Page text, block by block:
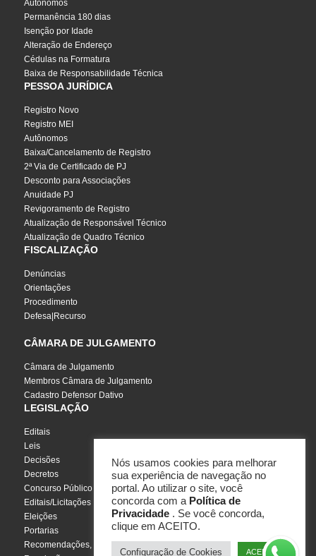
Autônomos
Permanência 180 dias
Isenção por Idade
Alteração de Endereço
Cédulas na Formatura
Baixa de Responsabilidade Técnica
PESSOA JURÍDICA
Registro Novo
Registro MEI
Autônomos
Baixa/Cancelamento de Registro
2ª Via de Certificado de PJ
Desconto para Associações
Anuidade PJ
Revigoramento de Registro
Atualização de Responsável Técnico
Atualização de Quadro Técnico
FISCALIZAÇÃO
Denúncias
Orientações
Procedimento
Defesa|Recurso
CÂMARA DE JULGAMENTO
Câmara de Julgamento
Membros Câmara de Julgamento
Cadastro Defensor Dativo
LEGISLAÇÃO
Editais
Leis
Decisões
Decretos
Concurso Público
Editais/Licitações
Eleições
Portarias
Recomendações, Pareceres e Notas
Nós usamos cookies para melhorar
sua experiência de navegação no
portal. Ao utilizar o site, você
concorda com a Política de
Privacidade . Se você concorda,
clique em ACEITO.
Configuração de Cookies ACEITO